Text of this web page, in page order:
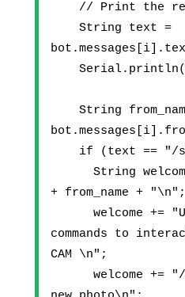
// Print the
String text =
String
if (text == "/
String welcome
+ from_name + "\n";
welcome +=
commands to
CAM \n";
welcome += "/